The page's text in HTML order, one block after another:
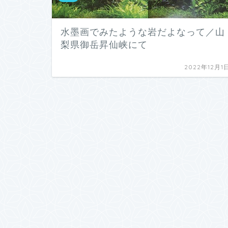
水墨画でみたような岩だよなって／山
梨県御岳昇仙峡にて
2022年12月1